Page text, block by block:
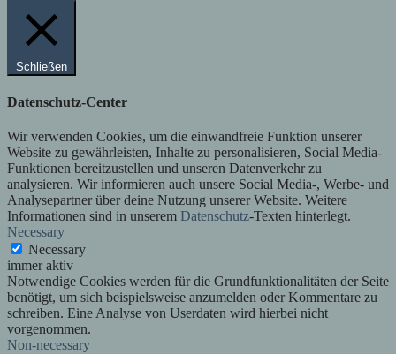
Schließen
Datenschutz-Center
Wir verwenden Cookies, um die einwandfreie Funktion unserer
Website zu gewährleisten, Inhalte zu personalisieren, Social Media-
Funktionen bereitzustellen und unseren Datenverkehr zu
analysieren. Wir informieren auch unsere Social Media-, Werbe- und
Analysepartner über deine Nutzung unserer Website. Weitere
Informationen sind in unserem Datenschutz-Texten hinterlegt.
Necessary
Necessary
immer aktiv
Notwendige Cookies werden für die Grundfunktionalitäten der Seite
benötigt, um sich beispielsweise anzumelden oder Kommentare zu
schreiben. Eine Analyse von Userdaten wird hierbei nicht
vorgenommen.
Non-necessary